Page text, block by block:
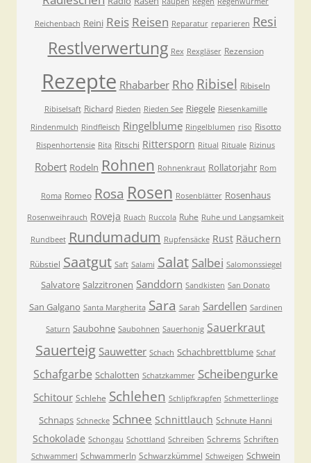
Reichenbach Reini Reis Reisen Reparatur reparieren Resi
Restlverwertung Rex Rexgläser Rezension
Rezepte Rhabarber Rho Ribisel Ribiseln
Ribiselsaft Richard Rieden Rieden See Riegele Riesenkamille
Rindenmulch Rindfleisch Ringelblume Ringelblumen riso Risotto
Rispenhortensie Rita Ritschi Rittersporn Ritual Rituale Rizinus
Robert Rodeln Rohnen Rohnenkraut Rollatorjahr Rom
Roma Romeo Rosa Rosen Rosenblätter Rosenhaus
Rosenweihrauch Roveja Ruach Ruccola Ruhe Ruhe und Langsamkeit
Rundbeet Rundumadum Rupfensäcke Rust Räuchern
Rübstiel Saatgut Saft Salami Salat Salbei Salomonssiegel
Salvatore Salzzitronen Sanddorn Sandkisten San Donato
San Galgano Santa Margherita Sara Sarah Sardellen Sardinen
Saturn Saubohne Saubohnen Sauerhonig Sauerkraut
Sauerteig Sauwetter Schach Schachbrettblume Schaf
Schafgarbe Schalotten Schatzkammer Scheibengurke
Schitour Schlehe Schlehen Schlipfkrapfen Schmetterlinge
Schnaps Schnecke Schnee Schnittlauch Schnute Hanni
Schokolade Schongau Schottland Schreiben Schrems Schriften
Schwammerl Schwammerln Schwarzkümmel Schweigen Schwein